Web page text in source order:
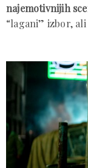
najemotivnijih
“lagani” izbor,